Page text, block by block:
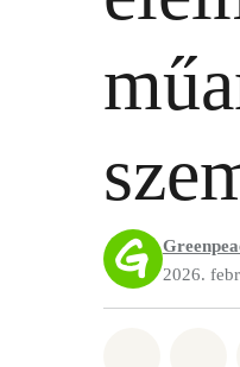
2026.